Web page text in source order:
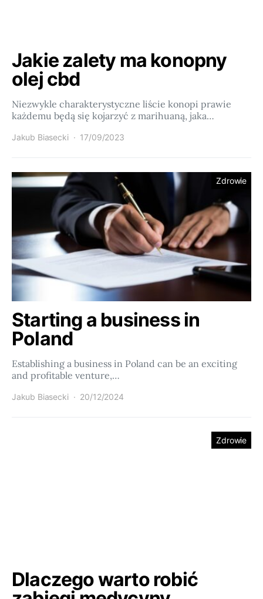
Jakie zalety ma konopny
olej cbd
Niezwykle charakterystyczne liście konopi prawie
każdemu będą się kojarzyć z marihuaną, jaka…
Jakub Biasecki 17/09/2023
Zdrowie
Starting a business in
Poland
Establishing a business in Poland can be an exciting
and profitable venture,…
Jakub Biasecki 20/12/2024
Zdrowie
Dlaczego warto robić